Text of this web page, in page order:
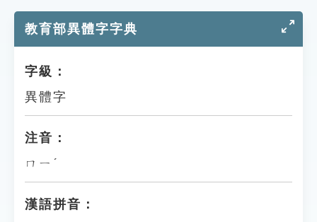
貓頭鷹博士
教育部異體字字典
字級：
異體字
注音：
ㄇㄧˊ
漢語拼音：